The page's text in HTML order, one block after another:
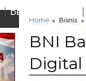
DELI - SERDANG
Home Bisnis
BNI
Digital